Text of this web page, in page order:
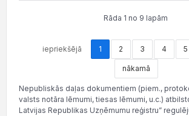
Rāda 1 no 9 lapām
iepriekšējā 1 2 3 4 5
nākamā
Nepubliskās daļas dokumentiem (piem.,
valsts notāra lēmumi, tiesas lēmumi, u.c.)
Latvijas Republikas Uzņēmumu reģistru”